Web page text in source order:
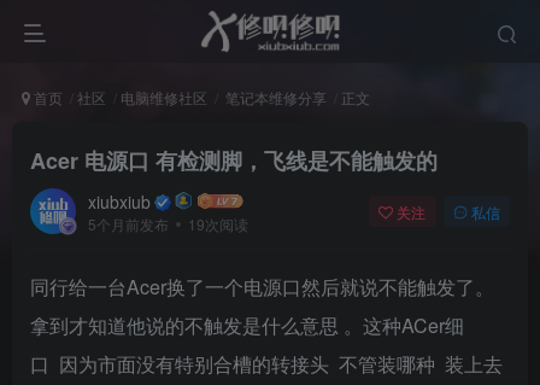
首页 社区 电脑维修社区 笔记本维修分享 正文
Acer 电源口 有检测脚，飞线是不能触发的
xiubxiub
5个月前发布 19次阅读
关注 私信
同行给一台Acer换了一个电源口然后就说不能触发了。
拿到才知道他说的不触发是什么意思 。这种ACer细
口 因为市面没有特别合槽的转接头 不管装哪种 装上去